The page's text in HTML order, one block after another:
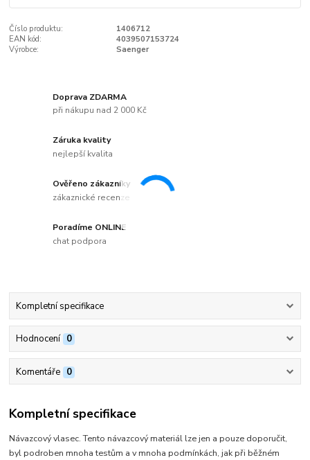
Číslo produktu:
1406712
EAN kód:
4039507153724
Výrobce:
Saenger
Doprava ZDARMA
při nákupu nad 2 000 Kč
Záruka kvality
nejlepší kvalita
Ověřeno zákazníky
zákaznické recenze
Poradíme ONLINE
chat podpora
Kompletní specifikace
Hodnocení 0
Komentáře 0
Kompletní specifikace
Návazcový vlasec. Tento návazcový materiál lze jen a pouze doporučit,
byl podroben mnoha testům a v mnoha podmínkách, jak při běžném